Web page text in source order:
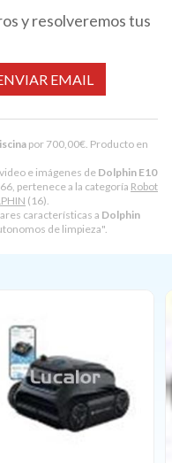
por 700,00€ . Producto en
e imágenes de Dolphin E10
pertenece a la categoría Robot
(16).
características a Dolphin
de limpieza".
y resolveremos tus
EMAIL